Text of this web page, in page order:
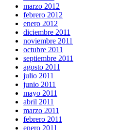
marzo 2012
febrero 2012
enero 2012
diciembre 2011
noviembre 2011
octubre 2011
septiembre 2011
agosto 2011
julio 2011
junio 2011
mayo 2011
abril 2011
marzo 2011
febrero 2011
enero 2011